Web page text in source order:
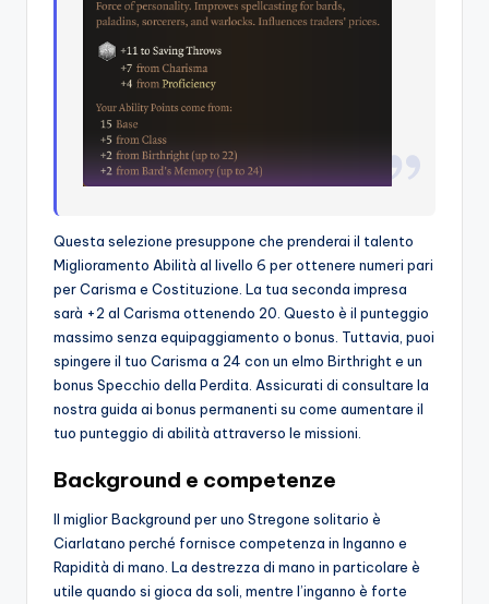
Questa selezione presuppone che prenderai il talento
Miglioramento Abilità al livello 6 per ottenere numeri pari
per Carisma e Costituzione. La tua seconda impresa
sarà +2 al Carisma ottenendo 20. Questo è il punteggio
massimo senza equipaggiamento o bonus. Tuttavia, puoi
spingere il tuo Carisma a 24 con un elmo Birthright e un
bonus Specchio della Perdita. Assicurati di consultare la
nostra guida ai bonus permanenti su come aumentare il
tuo punteggio di abilità attraverso le missioni.
Background e competenze
Il miglior Background per uno Stregone solitario è
Ciarlatano perché fornisce competenza in Inganno e
Rapidità di mano. La destrezza di mano in particolare è
utile quando si gioca da soli, mentre l’inganno è forte